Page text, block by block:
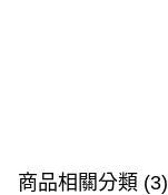
商品相關分類 (3)